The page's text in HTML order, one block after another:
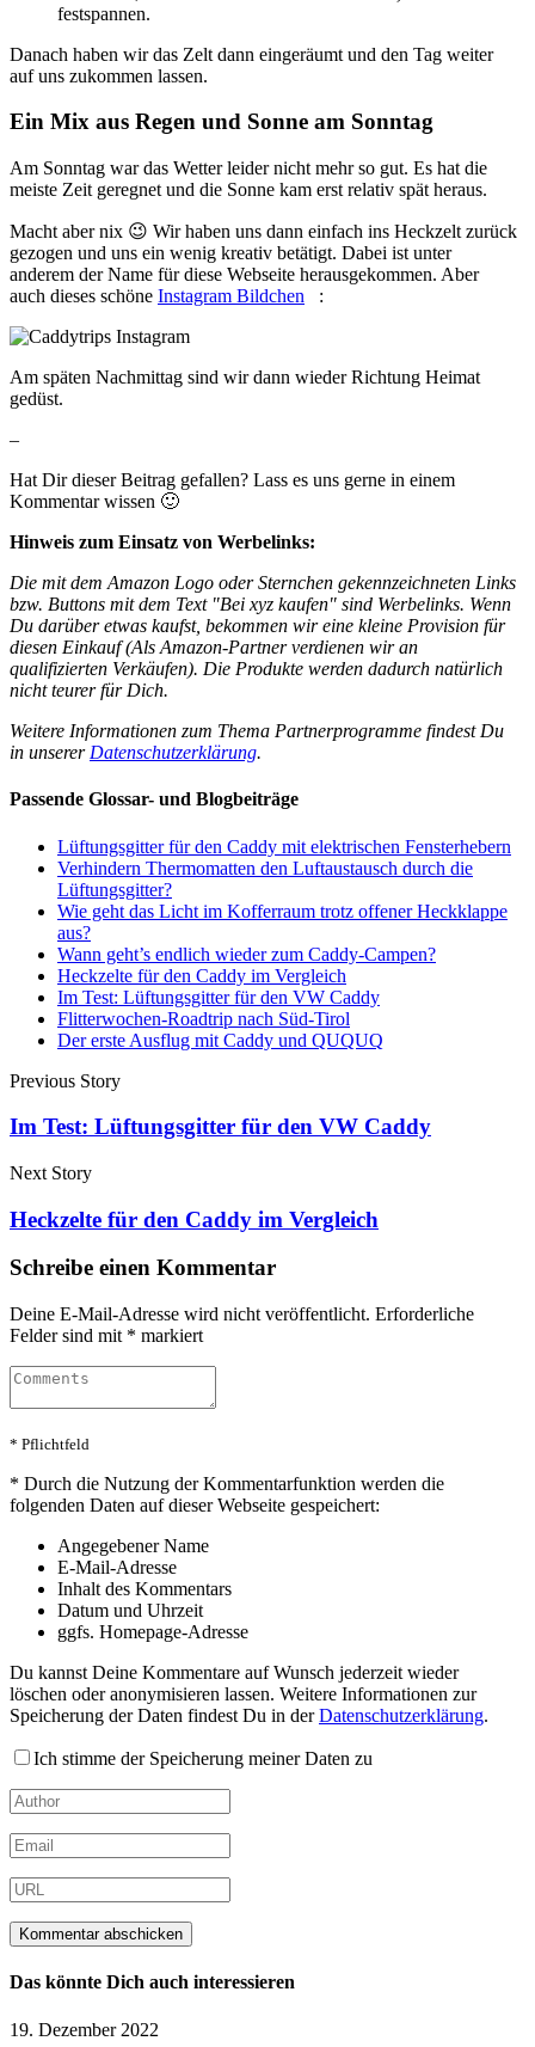
festspannen.
Danach haben wir das Zelt dann eingeräumt und den Tag weiter
auf uns zukommen lassen.
Ein Mix aus Regen und Sonne am Sonntag
Am Sonntag war das Wetter leider nicht mehr so gut. Es hat die
meiste Zeit geregnet und die Sonne kam erst relativ spät heraus.
Macht aber nix 😉 Wir haben uns dann einfach ins Heckzelt zurück
gezogen und uns ein wenig kreativ betätigt. Dabei ist unter
anderem der Name für diese Webseite herausgekommen. Aber
auch dieses schöne Instagram Bildchen :
Am späten Nachmittag sind wir dann wieder Richtung Heimat
gedüst.
–
Hat Dir dieser Beitrag gefallen? Lass es uns gerne in einem
Kommentar wissen 🙂
Hinweis zum Einsatz von Werbelinks:
Die mit dem Amazon Logo oder Sternchen gekennzeichneten Links
bzw. Buttons mit dem Text "Bei xyz kaufen" sind Werbelinks. Wenn
Du darüber etwas kaufst, bekommen wir eine kleine Provision für
diesen Einkauf (Als Amazon-Partner verdienen wir an
qualifizierten Verkäufen). Die Produkte werden dadurch natürlich
nicht teurer für Dich.
Weitere Informationen zum Thema Partnerprogramme findest Du
in unserer Datenschutzerklärung.
Passende Glossar- und Blogbeiträge
Lüftungsgitter für den Caddy mit elektrischen Fensterhebern
Verhindern Thermomatten den Luftaustausch durch die
Lüftungsgitter?
Wie geht das Licht im Kofferraum trotz offener Heckklappe
aus?
Wann geht’s endlich wieder zum Caddy-Campen?
Heckzelte für den Caddy im Vergleich
Im Test: Lüftungsgitter für den VW Caddy
Flitterwochen-Roadtrip nach Süd-Tirol
Der erste Ausflug mit Caddy und QUQUQ
Previous Story
Im Test: Lüftungsgitter für den VW Caddy
Next Story
Heckzelte für den Caddy im Vergleich
Schreibe einen Kommentar
Deine E-Mail-Adresse wird nicht veröffentlicht. Erforderliche
Felder sind mit * markiert
* Pflichtfeld
* Durch die Nutzung der Kommentarfunktion werden die
folgenden Daten auf dieser Webseite gespeichert:
Angegebener Name
E-Mail-Adresse
Inhalt des Kommentars
Datum und Uhrzeit
ggfs. Homepage-Adresse
Du kannst Deine Kommentare auf Wunsch jederzeit wieder
löschen oder anonymisieren lassen. Weitere Informationen zur
Speicherung der Daten findest Du in derDatenschutzerklärung.
Ich stimme der Speicherung meiner Daten zu
Das könnte Dich auch interessieren
19. Dezember 2022